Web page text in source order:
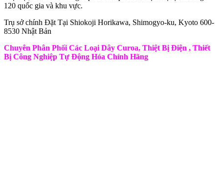
120 quốc gia và khu vực.
Trụ sở chính Đặt Tại Shiokoji Horikawa, Shimogyo-ku, Kyoto 600-
8530 Nhật Bản
Chuyên Phân Phối Các Loại Dây Curoa, Thiệt Bị Điện , Thiết
Bị Công Nghiệp Tự Động Hóa Chính Hãng